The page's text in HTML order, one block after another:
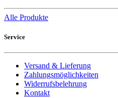
Alle Produkte
Service
Versand & Lieferung
Zahlungsmöglichkeiten
Widerrufsbelehrung
Kontakt